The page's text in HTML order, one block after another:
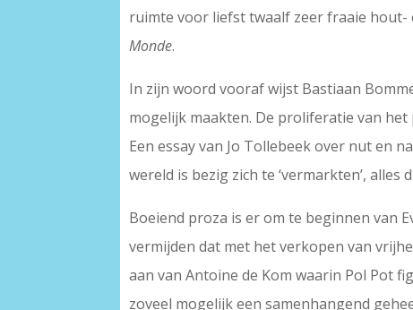
ruimte voor liefst twaalf zeer fraaie hout-
Monde.
In zijn woord vooraf wijst Bastiaan
mogelijk maakten. De proliferatie van
Een essay van Jo Tollebeek over nut en
wereld is bezig zich te ‘vermarkten’,
Boeiend proza is er om te beginnen van
vermijden dat met het verkopen van
aan van Antoine de Kom waarin Pol Pot
zoveel mogelijk een samenhangend